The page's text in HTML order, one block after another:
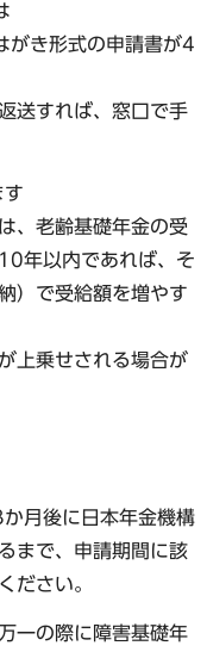
がき形式の申請書が4
送すれば、窓口で手
す
、老齢基礎年金の受
年以内であれば、そ
）で受給額を増やす
上乗せされる場合が
月後に日本年金機構
まで、申請期間に該
ださい。
一の際に障害基礎年